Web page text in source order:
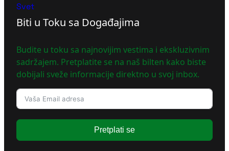
Svet
Biti u Toku sa Događajima
Budite u toku sa najnovijim vestima i ekskluzivnim
sadržajem. Pretplatite se na naš bilten kako biste
dobijali sveže informacije direktno u svoj inbox.
Pretplati se